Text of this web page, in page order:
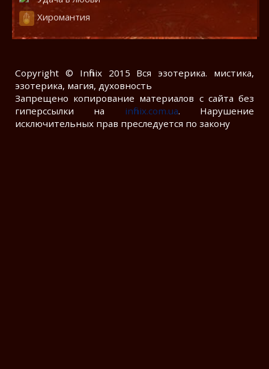
Хиромантия
Copyright © Infinix 2015 Вся эзотерика. мистика,
эзотерика, магия, духовность
Запрещено копирование материалов с сайта без
гиперссылки на infinix.com.ua. Нарушение
исключительных прав преследуется по закону